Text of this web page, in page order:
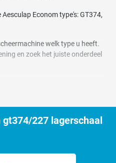
Econom type's: GT374,
welk type u heeft.
en zoek het juiste onderdeel
227 lagerschaal